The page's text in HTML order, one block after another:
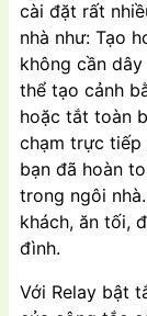
cài đặt rất
nhà như: Tạo
không cần
thể tạo cảnh
hoặc tắt toàn
chạm trực tiếp
bạn đã hoàn
trong ngôi
khách, ăn tối,
đình.
Với Relay bật